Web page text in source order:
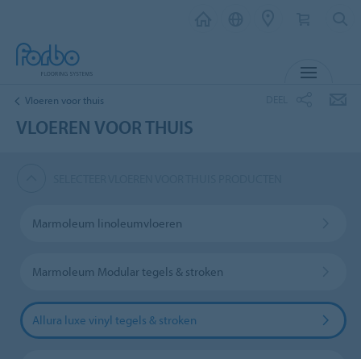
Vloeren voor thuis
VLOEREN VOOR THUIS
Marmoleum linoleumvloeren
Marmoleum Modular tegels & stroken
Allura luxe vinyl tegels & stroken